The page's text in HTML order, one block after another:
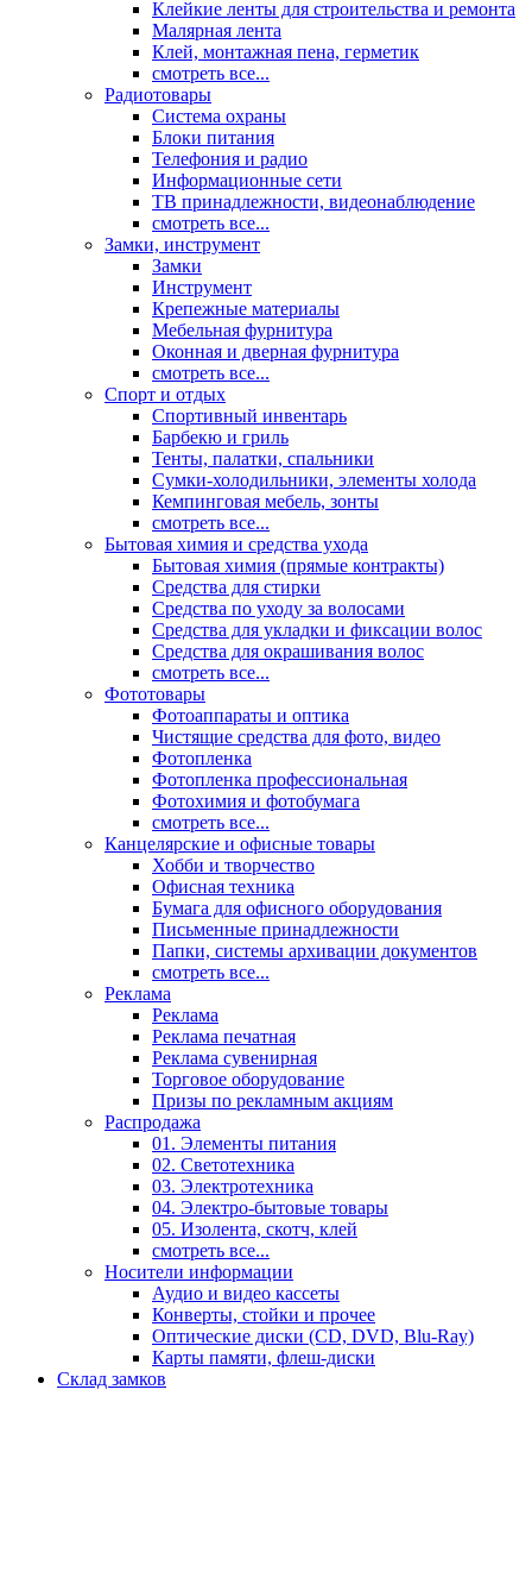
Клейкие ленты для строительства и ремонта
Малярная лента
Клей, монтажная пена, герметик
смотреть все...
Радиотовары
Система охраны
Блоки питания
Телефония и радио
Информационные сети
ТВ принадлежности, видеонаблюдение
смотреть все...
Замки, инструмент
Замки
Инструмент
Крепежные материалы
Мебельная фурнитура
Оконная и дверная фурнитура
смотреть все...
Спорт и отдых
Спортивный инвентарь
Барбекю и гриль
Тенты, палатки, спальники
Сумки-холодильники, элементы холода
Кемпинговая мебель, зонты
смотреть все...
Бытовая химия и средства ухода
Бытовая химия (прямые контракты)
Средства для стирки
Средства по уходу за волосами
Средства для укладки и фиксации волос
Средства для окрашивания волос
смотреть все...
Фототовары
Фотоаппараты и оптика
Чистящие средства для фото, видео
Фотопленка
Фотопленка профессиональная
Фотохимия и фотобумага
смотреть все...
Канцелярские и офисные товары
Хобби и творчество
Офисная техника
Бумага для офисного оборудования
Письменные принадлежности
Папки, системы архивации документов
смотреть все...
Реклама
Реклама
Реклама печатная
Реклама сувенирная
Торговое оборудование
Призы по рекламным акциям
Распродажа
01. Элементы питания
02. Светотехника
03. Электротехника
04. Электро-бытовые товары
05. Изолента, скотч, клей
смотреть все...
Носители информации
Аудио и видео кассеты
Конверты, стойки и прочее
Оптические диски (CD, DVD, Blu-Ray)
Карты памяти, флеш-диски
Склад замков